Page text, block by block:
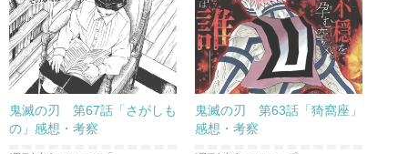
鬼滅の刃 第67話「さがしも
の」感想・考察
鬼滅の刃 第63話「猗窩座」
感想・考察